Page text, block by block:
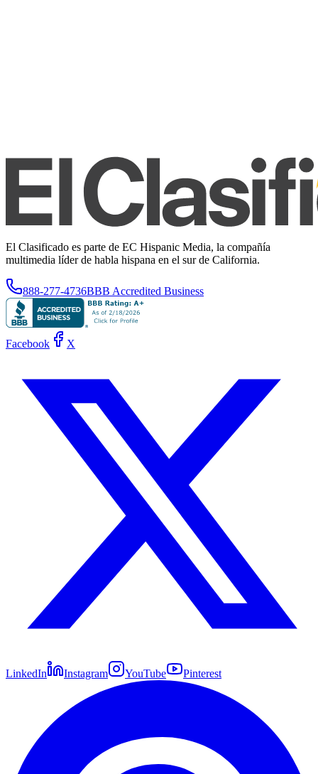
El Clasificado es parte de EC Hispanic Media, la compañía
multimedia líder de habla hispana en el sur de California.
888-277-4736BBB Accredited Business
Facebook X
LinkedIn Instagram YouTube Pinterest